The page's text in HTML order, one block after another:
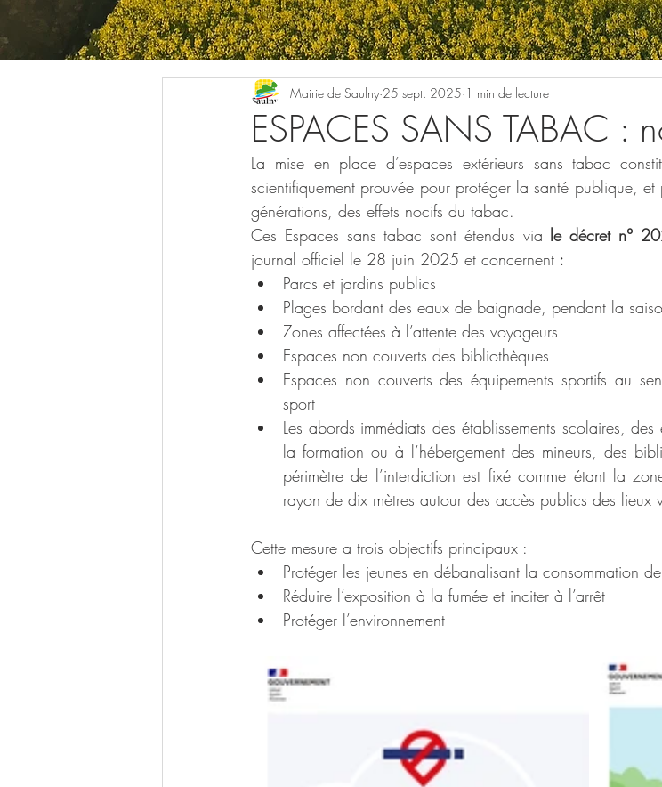
ESPACES SANS TABAC :
Mairie de Saulny 25 sept. 2025 1 min de lecture
La mise en place d’espaces extérieurs sans tabac
scientifiquement prouvée pour protéger la santé publique,
générations, des effets nocifs du tabac.
Ces Espaces sans tabac sont étendus via le décret n°
journal officiel le 28 juin 2025 et concernent :
Parcs et jardins publics
Plages bordant des eaux de baignade, pendant la
Zones affectées à l’attente des voyageurs
Espaces non couverts des bibliothèques
Espaces non couverts des équipements sportifs au
sport
Les abords immédiats des établissements scolaires,
la formation ou à l’hébergement des mineurs, des
périmètre de l’interdiction est fixé comme étant la
rayon de dix mètres autour des accès publics des lieux
Cette mesure a trois objectifs principaux :
Protéger les jeunes en débanalisant la consommation
Réduire l’exposition à la fumée et inciter à l’arrêt
Protéger l’environnement